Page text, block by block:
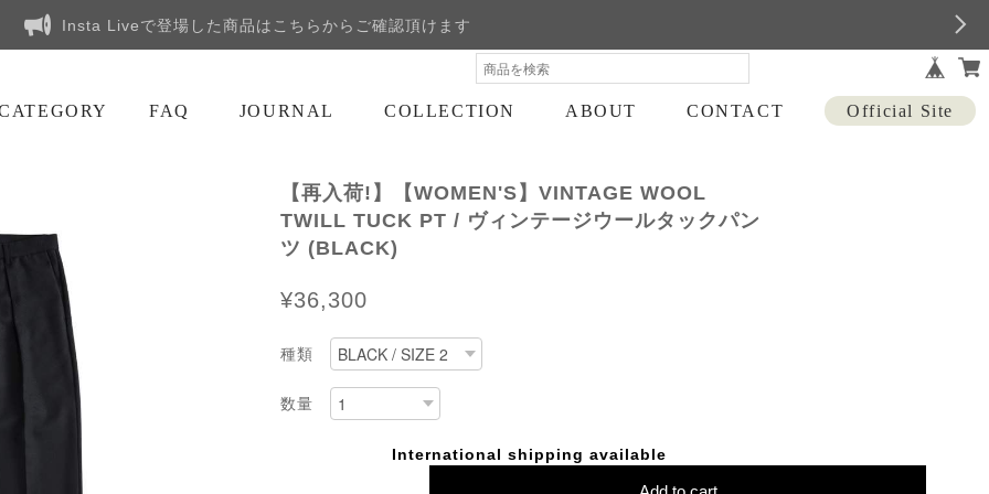
Insta Liveで登場した商品はこちらからご確認頂けます
FAQ JOURNAL COLLECTION ABOUT CONTACT Official Site
【再入荷!】【WOMEN'S】VINTAGE WOOL
TWILL TUCK PT / ヴィンテージウールタックパン
ツ (BLACK)
¥36,300
種類
数量
International shipping available